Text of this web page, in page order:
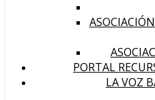
PORTAL
LA VOZ